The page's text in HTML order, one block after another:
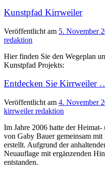
Kunstpfad Kirrweiler
Veröffentlicht am 5. November
redaktion
Hier finden Sie den Wegeplan
Kunstpfad Projekts:
Entdecken Sie Kirrweiler
Veröffentlicht am 4. November
kirrweiler redaktion
Im Jahre 2006 hatte der
von Gaby Bauer gemeinsam
erstellt. Aufgrund der
Neuauflage mit ergänzenden
entstanden.